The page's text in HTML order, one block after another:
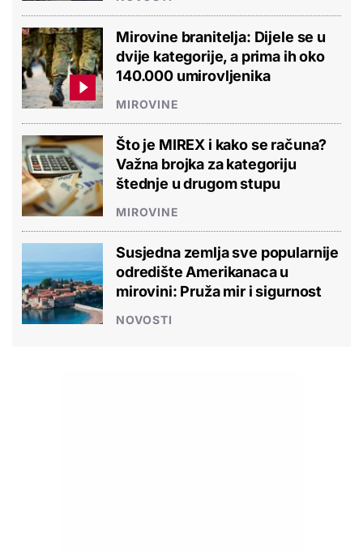
Mirovine branitelja: Dijele se u
dvije kategorije, a prima ih oko
140.000 umirovljenika
MIROVINE
Što je MIREX i kako se računa?
Važna brojka za kategoriju
štednje u drugom stupu
MIROVINE
Susjedna zemlja sve popularnije
odredište Amerikanaca u
mirovini: Pruža mir i sigurnost
NOVOSTI